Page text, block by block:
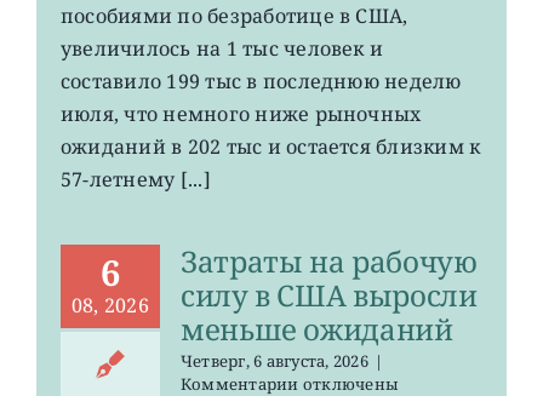
за
безработице
в
остается
лет
пособиями по безработице в США,
увеличилось на 1 тыс человек и
составило 199 тыс в последнюю неделю
июля, что немного ниже рыночных
ожиданий в 202 тыс и остается близким к
57-летнему [...]
6
08, 2026
Затраты на рабочую
силу в США выросли
меньше ожиданий
Четверг, 6 августа, 2026 |
Комментариикотключены